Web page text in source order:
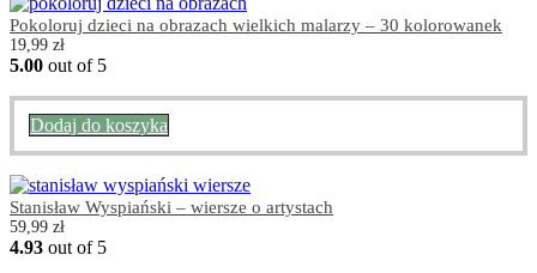
Pokoloruj dzieci na obrazach wielkich malarzy – 30 kolorowanek
19,99 zł
5.00 out of 5
Dodaj do koszyka
Stanisław Wyspiański – wiersze o artystach
59,99 zł
4.93 out of 5